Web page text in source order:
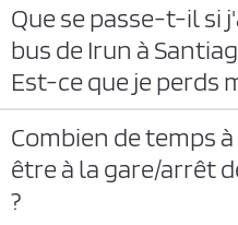
Que se passe-t-il si
bus de Irun à
Est-ce que je perds
Combien de temps
être à la gare/arrêt
?